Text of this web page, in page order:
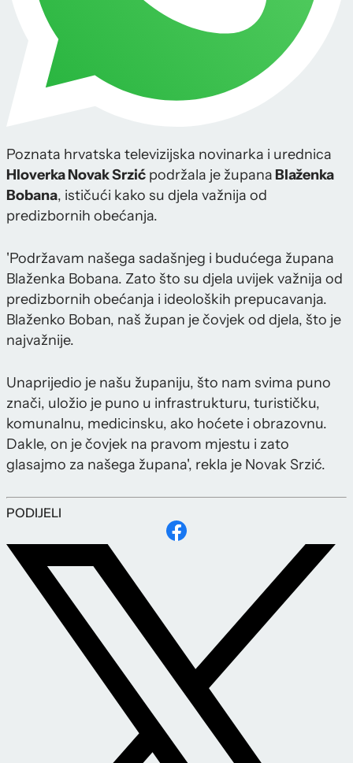
Poznata hrvatska televizijska novinarka i urednica
Hloverka Novak Srzić podržala je župana Blaženka
Bobana, ističući kako su djela važnija od
predizbornih obećanja.
'Podržavam našega sadašnjeg i budućega župana
Blaženka Bobana. Zato što su djela uvijek važnija od
predizbornih obećanja i ideoloških prepucavanja.
Blaženko Boban, naš župan je čovjek od djela, što je
najvažnije.
Unaprijedio je našu županiju, što nam svima puno
znači, uložio je puno u infrastrukturu, turističku,
komunalnu, medicinsku, ako hoćete i obrazovnu.
Dakle, on je čovjek na pravom mjestu i zato
glasajmo za našega župana', rekla je Novak Srzić.
PODIJELI